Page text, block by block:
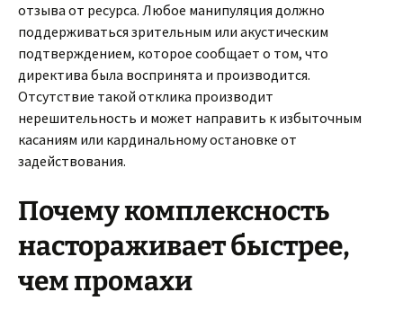
отзыва от ресурса. Любое манипуляция должно
поддерживаться зрительным или акустическим
подтверждением, которое сообщает о том, что
директива была воспринята и производится.
Отсутствие такой отклика производит
нерешительность и может направить к избыточным
касаниям или кардинальному остановке от
задействования.
Почему комплексность
настораживает быстрее,
чем промахи